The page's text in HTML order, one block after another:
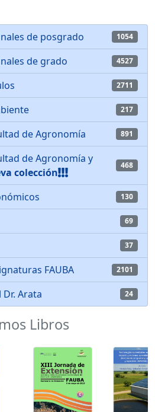
de posgrado 1054
de grado 4527
2711
217
de Agronomía 891
de Agronomía y
colección
468
130
69
37
FAUBA 2101
Arata 24
Libros